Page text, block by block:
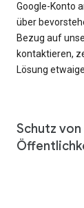
Google-Konto
über
Bezug auf
kontaktieren,
Lösung
Schutz